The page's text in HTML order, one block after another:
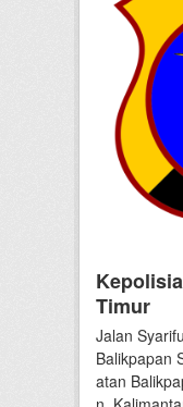
Timur
Jalan
Balikpapan
atan